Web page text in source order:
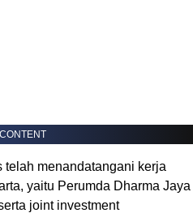
telah menandatangani kerja
yaitu Perumda Dharma Jaya
joint investment